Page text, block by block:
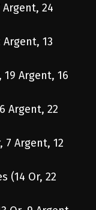
24
13
Argent, 16
Argent, 22
7 Argent, 12
(14 Or, 22